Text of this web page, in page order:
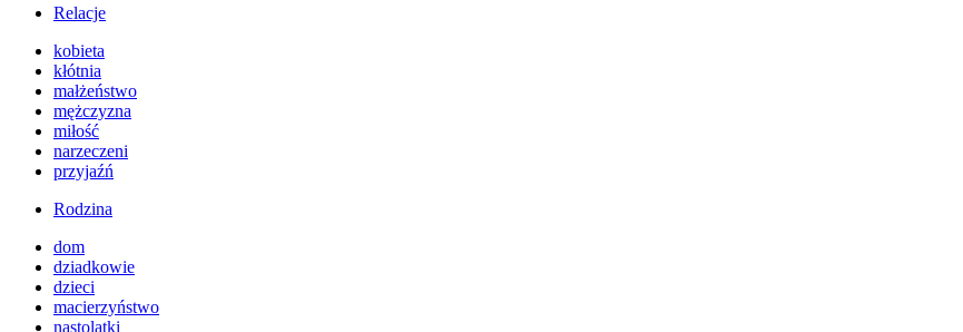
Relacje
kobieta
kłótnia
małżeństwo
mężczyzna
miłość
narzeczeni
przyjaźń
Rodzina
dom
dziadkowie
dzieci
macierzyństwo
nastolatki